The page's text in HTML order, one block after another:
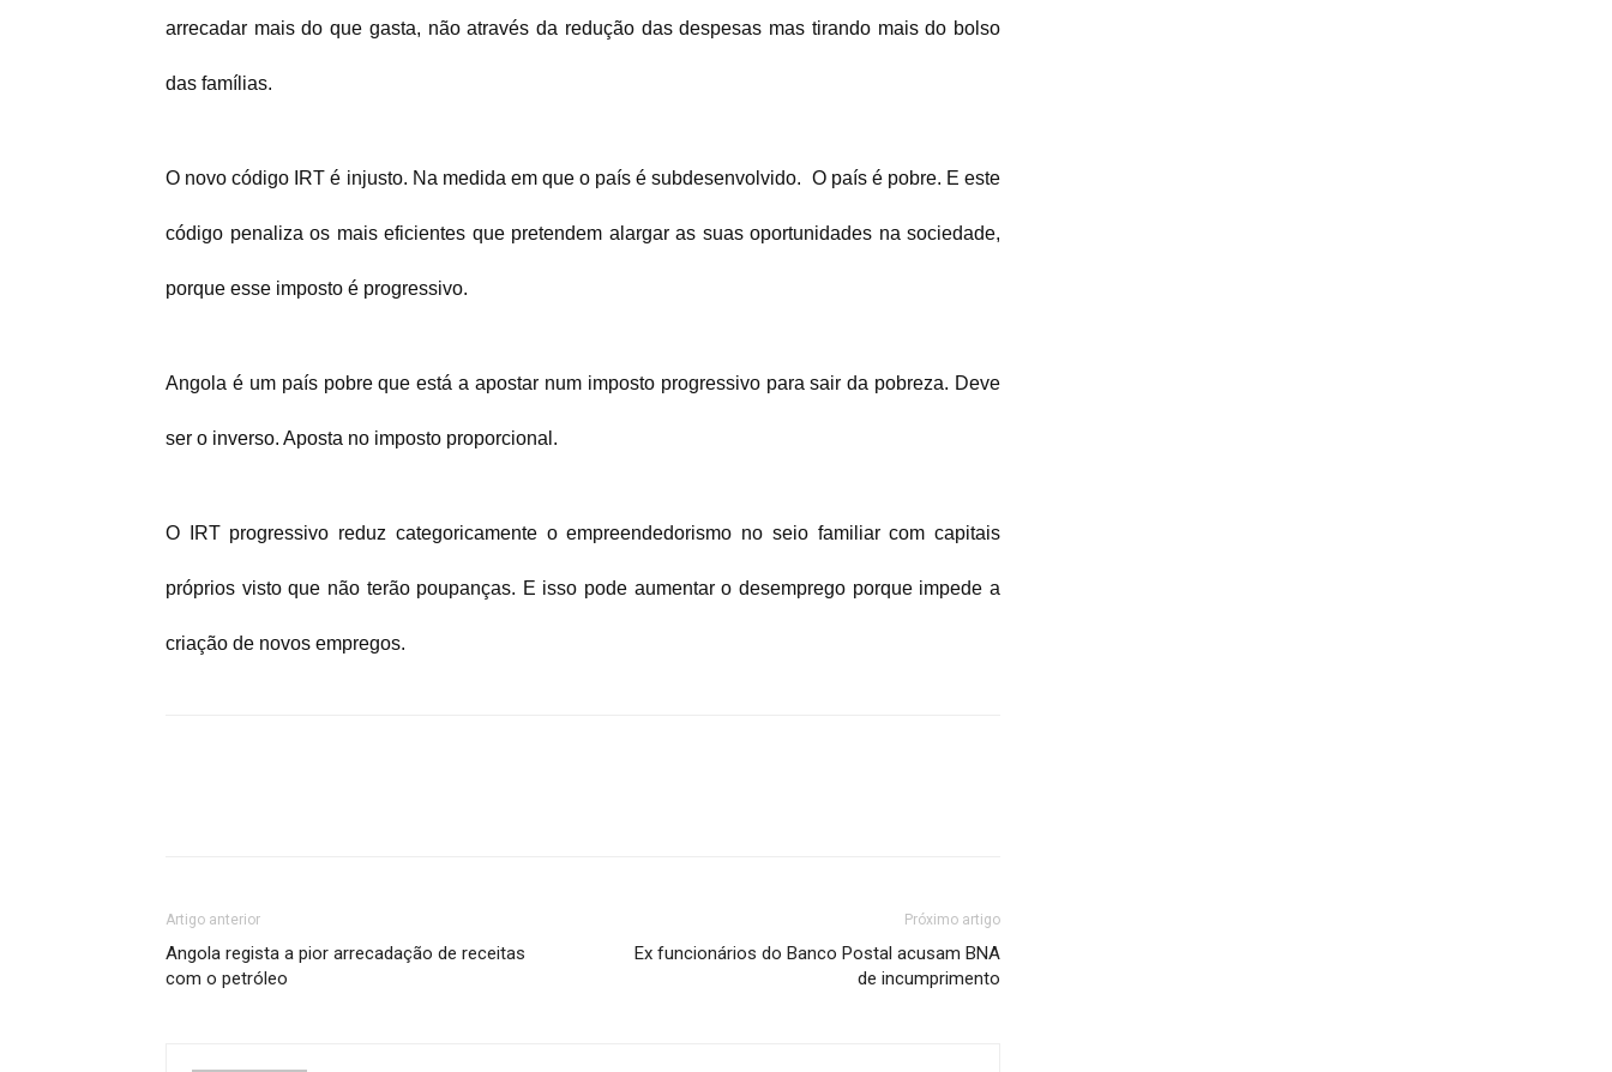
arrecadar mais do que gasta, não através da redução das despesas mas tirando mais do bolso
das famílias.
O novo código IRT é injusto. Na medida em que o país é subdesenvolvido. O país é pobre. E este
código penaliza os mais eficientes que pretendem alargar as suas oportunidades na sociedade,
porque esse imposto é progressivo.
Angola é um país pobre que está a apostar num imposto progressivo para sair da pobreza. Deve
ser o inverso. Aposta no imposto proporcional.
O IRT progressivo reduz categoricamente o empreendedorismo no seio familiar com capitais
próprios visto que não terão poupanças. E isso pode aumentar o desemprego porque impede a
criação de novos empregos.
Artigo anterior
Angola regista a pior arrecadação de receitas
com o petróleo
Próximo artigo
Ex funcionários do Banco Postal acusam BNA
de incumprimento